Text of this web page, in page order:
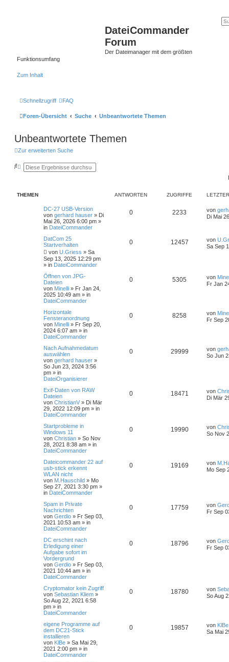
DateiCommander
Forum
Der Dateimanager mit dem größten
Funktionsumfang
Zum Inhalt
Schnellzugriff FAQ
Foren-Übersicht Suche Unbeantwortete Themen
Unbeantwortete Themen
Zur erweiterten Suche
S E
t
THEMEN ANTWORTEN ZUGRIFFE
DC-27 USB-Version
von gerhard hauser » Di
Mai 26, 2026 6:00 pm »
in DateiCommander
0 2233 von
Di Mai
DatCom 25
Startverhalten
von U.Griess » Sa
Sep 13, 2025 12:29 pm
» in DateiCommander
0 12457 von
Sa Sep
Öffnen von JPG-
Dateien
von Minelli » Fr Jan 24,
2025 10:49 am » in
DateiCommander
0 5305 von
Fr Jan
Horizontale
Fensteranordnung
von Minelli » Fr Sep 20,
2024 6:07 am » in
DateiCommander
0 8258 von
Fr Sep
Nach Aufnahmedatum
auswählen
von gerhard hauser »
So Jun 23, 2024 3:56
pm » in
DateiOrganisierer
0 29999 von
So Jun
Exif-Daten von RAW
Dateien
von ChristianV » Di Mär
29, 2022 12:09 pm » in
DateiCommander
0 18471 von
Di Mär
Startprobleme in
Windows 11
von Christian » So Nov
28, 2021 8:38 am » in
DateiCommander
0 19990 von
So Nov
Dateicommander 22 auf
usb-stick erkennt
WLAN nicht
von M.Hauschild » Mo
Sep 27, 2021 3:30 pm »
in DateiCommander
0 19169 von
Mo Sep
Spam in Private
Nachrichten
von Gerdio » Fr Sep 03,
2021 10:53 am » in
DateiCommander
0 17759 von
Fr Sep
DC erschint nach
Erledigung einer
Aufgabe sofort im
Vordergrund
von Gerdio » Fr Sep 03,
2021 10:44 am » in
DateiCommander
0 18796 von
Fr Sep
Cryptomator kein Zugriff
von Sebastian Kliem »
So Aug 22, 2021 6:58
pm » in
DateiCommander
0 18780 von
So Aug
eigene Programme auf
dem DC21-Stick
installieren
von KlBe » Sa Mai 29,
2021 2:00 pm » in
DateiCommander
0 19857 von KlBe
Sa Mai